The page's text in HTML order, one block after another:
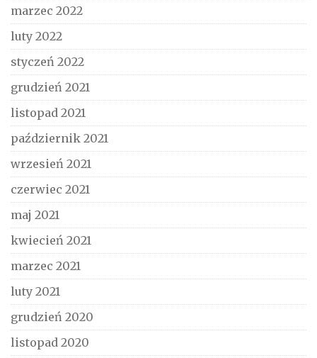
marzec 2022
luty 2022
styczeń 2022
grudzień 2021
listopad 2021
październik 2021
wrzesień 2021
czerwiec 2021
maj 2021
kwiecień 2021
marzec 2021
luty 2021
grudzień 2020
listopad 2020